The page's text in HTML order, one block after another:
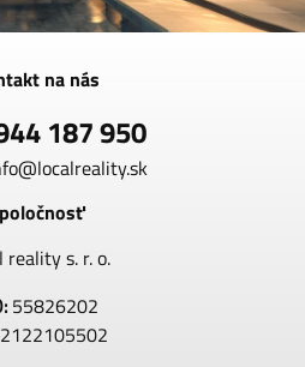
na nás
187 950
reality s. r. o.
55826202
2122105502